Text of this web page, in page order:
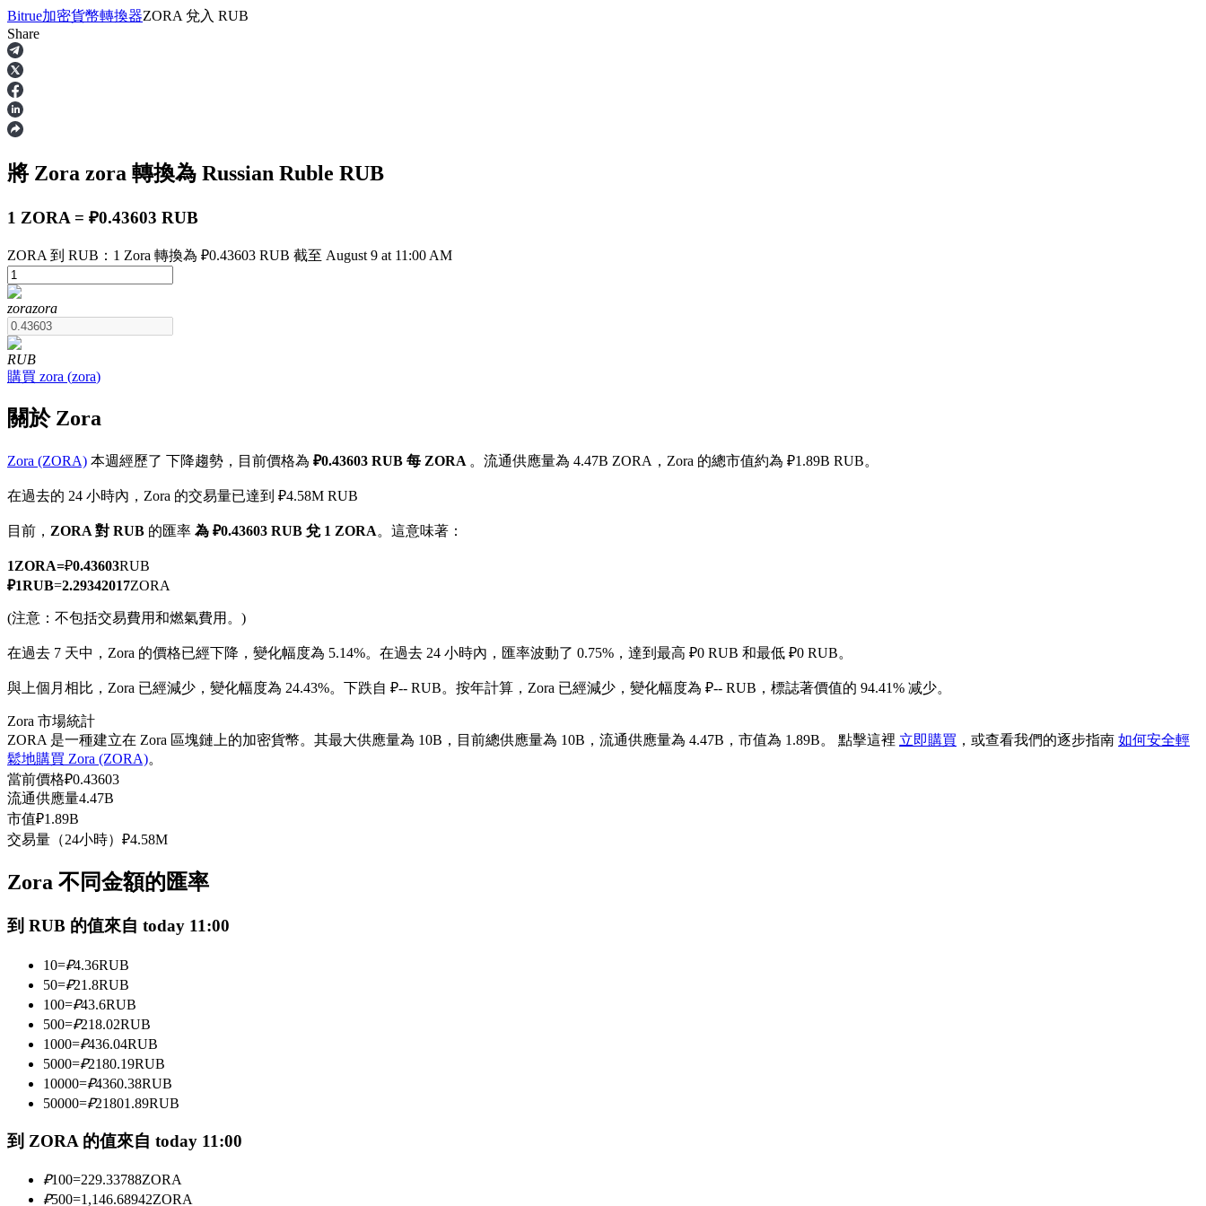
合約
USDT永續
多種以USDT結算的永續合約
幣本位永續
以數字貨幣為保證金的永續合約
USDC永續
跟單
與頂尖交易專家同行
Bitrue加密貨幣轉換器ZORA 兌入 RUB
Share
將 Zora zora 轉換為 Russian Ruble RUB
1 ZORA = ₽0.43603 RUB
ZORA 到 RUB：1 Zora 轉換為 ₽0.43603 RUB 截至 August 9 at 11:00 AM
zorazora
RUB
購買 zora (zora)
關於 Zora
Zora (ZORA) 本週經歷了 下降趨勢，目前價格為 ₽0.43603 RUB 每 ZORA 。流通供應量為 4.47B ZORA，Zora 的總市值約為 ₽1.89B RUB。
在過去的 24 小時內，Zora 的交易量已達到 ₽4.58M RUB
目前， ZORA 對 RUB 的匯率 為 ₽0.43603 RUB 兌 1 ZORA。這意味著：
1ZORA=₽0.43603RUB
₽1RUB=2.29342017ZORA
(注意：不包括交易費用和燃氣費用。)
在過去 7 天中，Zora 的價格已經下降，變化幅度為 5.14%。 在過去 24 小時內，匯率波動了 0.75%，達到最高 ₽0 RUB 和最低 ₽0 RUB。
與上個月相比，Zora 已經減少，變化幅度為 24.43%。下跌自 ₽-- RUB。 按年計算，Zora 已經減少，變化幅度為 ₽-- RUB，標誌著價值的 94.41% 减少。
Zora 市場統計
ZORA 是一種建立在 Zora 區塊鏈上的加密貨幣。其最大供應量為 10B，目前總供應量為 10B，流通供應量為 4.47B，市值為 1.89B。 點擊這裡 立即購買 ，或查看我們的逐步指南 如何安全輕
鬆地購買 Zora (ZORA)。
當前價格₽0.43603
流通供應量4.47B
市值₽1.89B
交易量（24小時） ₽4.58M
Zora 不同金額的匯率
到 RUB 的值來自 today 11:00
10=₽4.36RUB
50=₽21.8RUB
100=₽43.6RUB
500=₽218.02RUB
1000=₽436.04RUB
5000=₽2180.19RUB
10000=₽4360.38RUB
50000=₽21801.89RUB
到 ZORA 的值來自 today 11:00
₽100=229.33788ZORA
₽500=1,146.68942ZORA